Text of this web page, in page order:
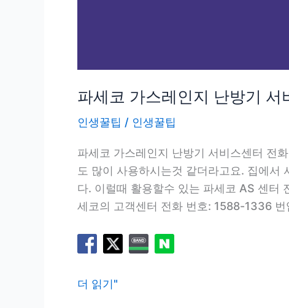
파세코 가스레인지 난방기
인생꿀팁 / 인생꿀팁
파세코 가스레인지 난방기 서비스센터 전
도 많이 사용하시는것 같더라고요. 집에서
다. 이럴때 활용할수 있는 파세코 AS 센터
세코의 고객센터 전화 번호: 1588-1336
파
더 읽기"